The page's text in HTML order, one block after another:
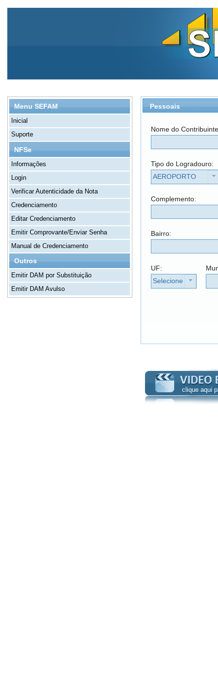
Menu SEFAM
Inicial
Suporte
NFSe
Informações
Login
Verificar Autenticidade da Nota
Credenciamento
Editar Credenciamento
Emitir Comprovante/Enviar Senha
Manual de Credenciamento
Outros
Emitir DAM por Substituição
Emitir DAM Avulso
Pessoais
Nome do
Tipo do Logradouro:
AEROPORTO
Complemento:
Bairro:
UF:
Selecione
clique aqui